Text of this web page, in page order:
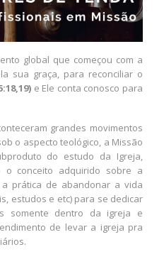
global que começou com a
sua graça, para reconciliar o
e Ele conta conosco para
grandes movimentos
o aspecto teológico, a Missão
do estudo da Igreja,
o conceito adquirido sobre a
prática de abandonar a vida
estudos e etc) para se dedicar
somente dentro da igreja e
de levar a igreja pra